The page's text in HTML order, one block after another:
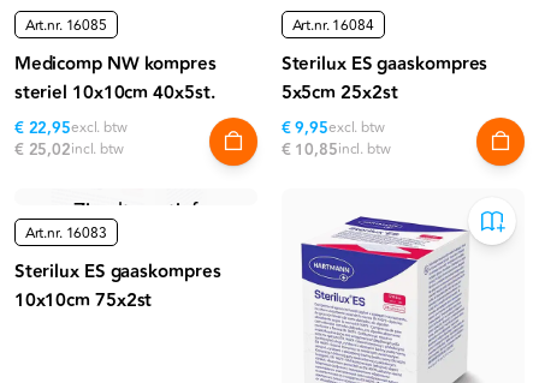
Art.nr. 16085
Medicomp NW kompres
steriel 10x10cm 40x5st.
€ 22,95excl. btw
€ 25,02incl. btw
Art.nr.16084
Sterilux ES gaaskompres
5x5cm 25x2st
€ 9,95excl. btw
€ 10,85incl. btw
Zie alternatief
Art.nr. 16083
Sterilux ES gaaskompres
10x10cm 75x2st